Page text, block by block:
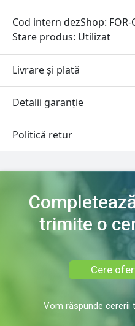
Cod intern dezShop:
Stare produs: Utilizat
Livrare și plată
Detalii garanție
Politică retur
trimite o
Cere
Vom răspunde cererii